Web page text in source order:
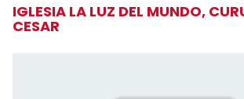
IGLESIA LA LUZ DEL MUNDO,
CESAR